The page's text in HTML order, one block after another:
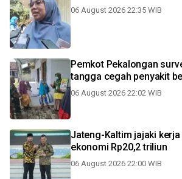
06 August 2026 22:35 WIB
Pemkot Pekalongan
tangga cegah penyakit
06 August 2026 22:02 WIB
Jateng-Kaltim jajaki
ekonomi Rp20,2 triliun
06 August 2026 22:00 WIB